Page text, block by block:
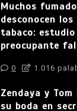
Muchos
desconocen
tabaco:
preocupante
0 1.016
Zendaya y
su boda en